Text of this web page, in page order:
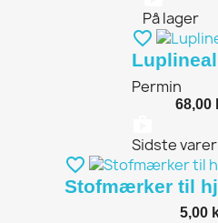
På lager
favorite_border
Luplineal
Permin
68,00
Sidste
favorite_border
Stofmærker til
5,00